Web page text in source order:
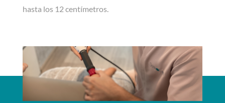
hasta los 12 centímetros.